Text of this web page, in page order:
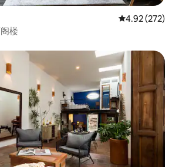
平均评分 4.92
4.92 (272)
楼